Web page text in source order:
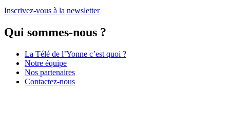
Inscrivez-vous à la newsletter
Qui sommes-nous ?
La Télé de l’Yonne c’est quoi ?
Notre équipe
Nos partenaires
Contactez-nous